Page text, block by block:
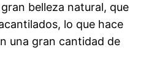
belleza natural, que
lo que hace
una gran cantidad de